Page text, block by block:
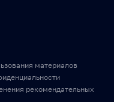
материалов
рекомендательных